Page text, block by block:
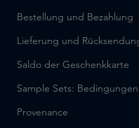
Bestellung und Bezahlung
Lieferung und
Saldo der Geschenkkarte
Sample Sets: Bedingungen
Provenance